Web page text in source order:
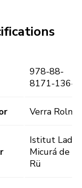
978-88-
8171-136-9
Verra Rolnad
Istitut Ladin
Micurá de
Rü